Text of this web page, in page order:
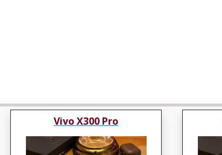
Vivo X300 Pro